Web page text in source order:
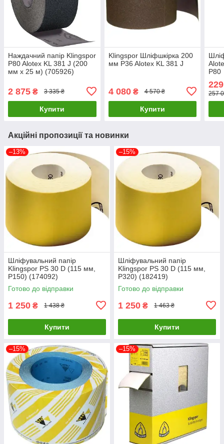
Наждачний папір Klingspor
P80 Alotex KL 381 J (200
мм х 25 м) (705926)
2 875 ₴ 3 335 ₴
Купити
Klingspor Шліфшкірка 200
мм P36 Alotex KL 381 J
4 080₴ 4 570 ₴
Купити
P80
257
Акційні пропозиції та новинки
–13%
Шліфувальний папір
Klingspor PS 30 D (115 мм,
P150) (174092)
Готово до відправки
1 250 ₴ 1 438 ₴
Купити
–15%
Шліфувальний папір
Klingspor PS 30 D (115 мм,
P320) (182419)
Готово до відправки
1 250 ₴ 1 463 ₴
Купити
–15% –15%